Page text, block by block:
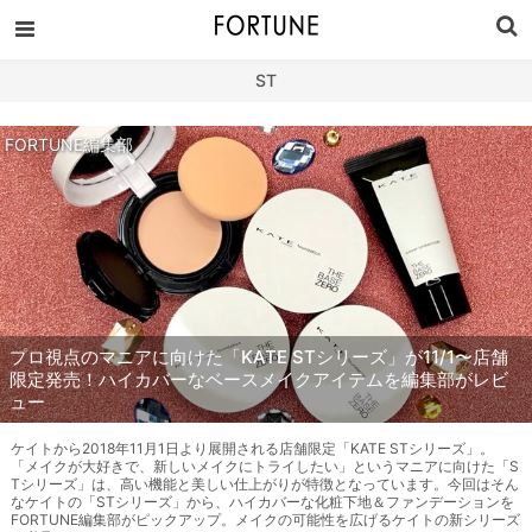
ST
FORTUNE編集部
プロ視点のマニアに向けた「KATE STシリーズ」が11/1〜店舗
限定発売！ハイカバーなベースメイクアイテムを編集部がレビ
ュー
ケイトから2018年11月1日より展開される店舗限定「KATE STシリーズ」。
「メイクが大好きで、新しいメイクにトライしたい」というマニアに向けた「S
Tシリーズ」は、高い機能と美しい仕上がりが特徴となっています。今回はそん
なケイトの「STシリーズ」から、ハイカバーな化粧下地＆ファンデーションを
FORTUNE編集部がピックアップ。メイクの可能性を広げるケイトの新シリーズ